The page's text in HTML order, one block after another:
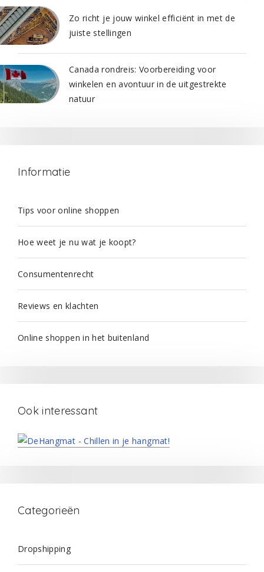
Zo richt je jouw winkel efficiënt in met de
juiste stellingen
Canada rondreis: Voorbereiding voor
winkelen en avontuur in de uitgestrekte
natuur
Informatie
Tips voor online shoppen
Hoe weet je nu wat je koopt?
Consumentenrecht
Reviews en klachten
Online shoppen in het buitenland
Ook interessant
Categorieën
Dropshipping